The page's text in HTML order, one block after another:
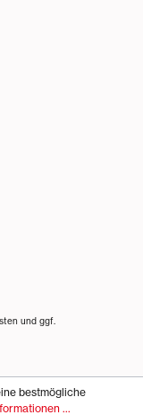
und ggf.
bestmögliche
...